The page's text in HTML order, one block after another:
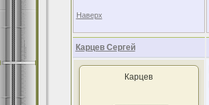
Наверх
Карцев Сергей
Карцев